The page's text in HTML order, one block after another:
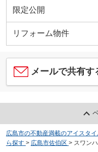
限定公開
リフォーム物件
メールで共有す
広島市の不動産満載のアイスタ
ら探す > 広島市佐伯区 > スワン